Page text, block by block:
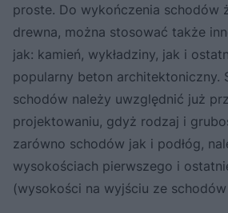
proste. Do wykończenia schodów
drewna, można stosować także
jak: kamień, wykładziny, jak i
popularny beton architektoniczny.
schodów należy uwzględnić już
projektowaniu, gdyż rodzaj i
zarówno schodów jak i podłóg,
wysokościach pierwszego i
(wysokości na wyjściu ze